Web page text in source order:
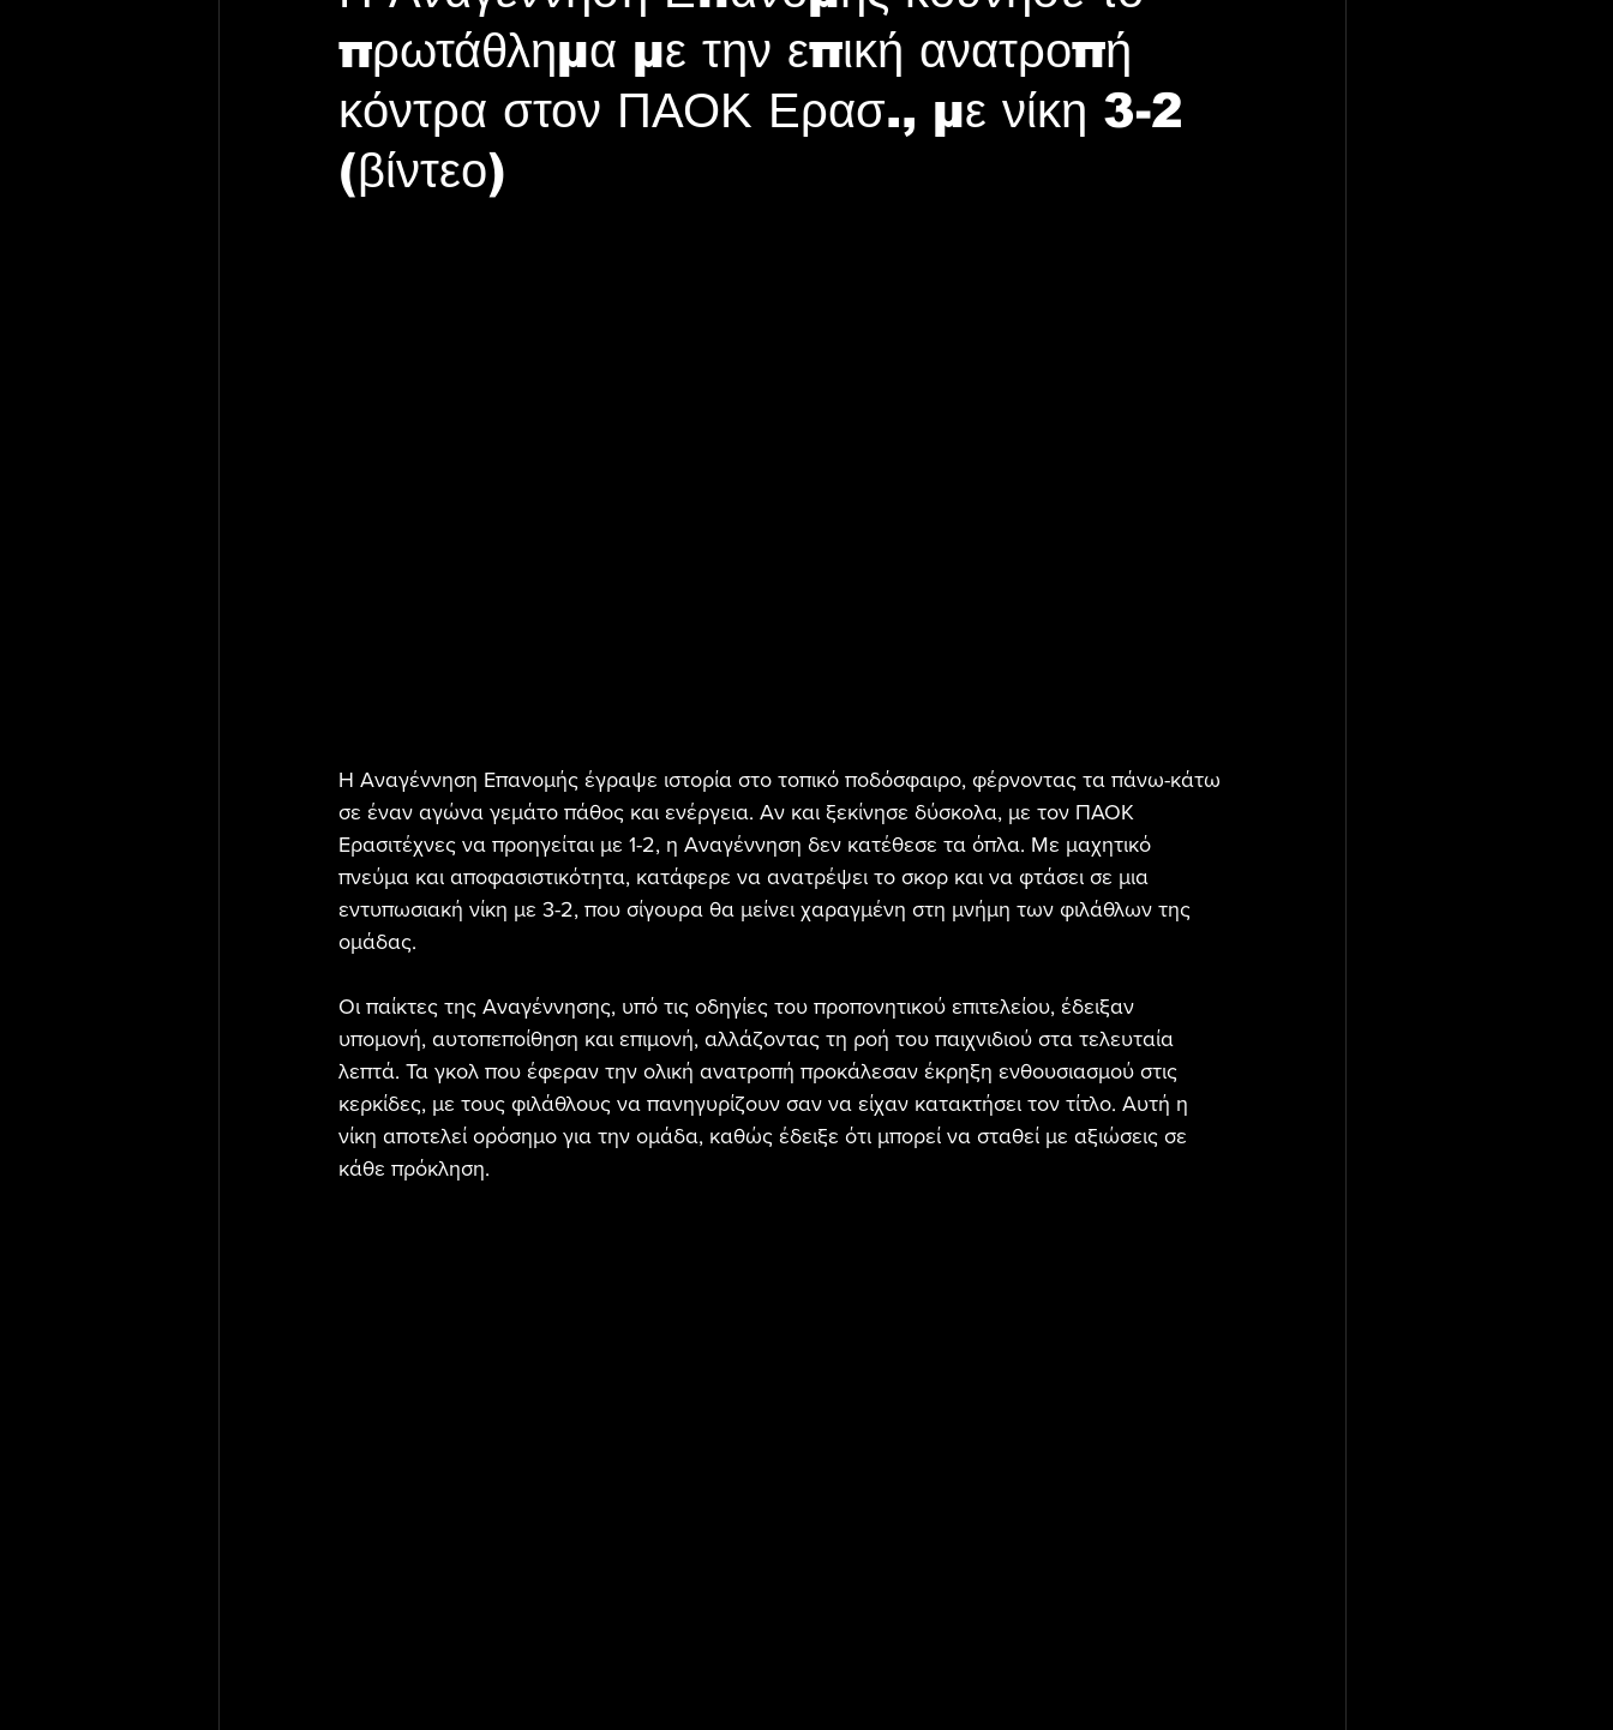
πρωτάθλημα με την επική ανατροπή
κόντρα στον ΠΑΟΚ Ερασ., με νίκη 3-2
(βίντεο)
Η Αναγέννηση Επανομής έγραψε ιστορία στο τοπικό ποδόσφαιρο, φέρνοντας τα πάνω-κάτω
σε έναν αγώνα γεμάτο πάθος και ενέργεια. Αν και ξεκίνησε δύσκολα, με τον ΠΑΟΚ
Ερασιτέχνες να προηγείται με 1-2, η Αναγέννηση δεν κατέθεσε τα όπλα. Με μαχητικό
πνεύμα και αποφασιστικότητα, κατάφερε να ανατρέψει το σκορ και να φτάσει σε μια
εντυπωσιακή νίκη με 3-2, που σίγουρα θα μείνει χαραγμένη στη μνήμη των φιλάθλων της
ομάδας.
Οι παίκτες της Αναγέννησης, υπό τις οδηγίες του προπονητικού επιτελείου, έδειξαν
υπομονή, αυτοπεποίθηση και επιμονή, αλλάζοντας τη ροή του παιχνιδιού στα τελευταία
λεπτά. Τα γκολ που έφεραν την ολική ανατροπή προκάλεσαν έκρηξη ενθουσιασμού στις
κερκίδες, με τους φιλάθλους να πανηγυρίζουν σαν να είχαν κατακτήσει τον τίτλο. Αυτή η
νίκη αποτελεί ορόσημο για την ομάδα, καθώς έδειξε ότι μπορεί να σταθεί με αξιώσεις σε
κάθε πρόκληση.